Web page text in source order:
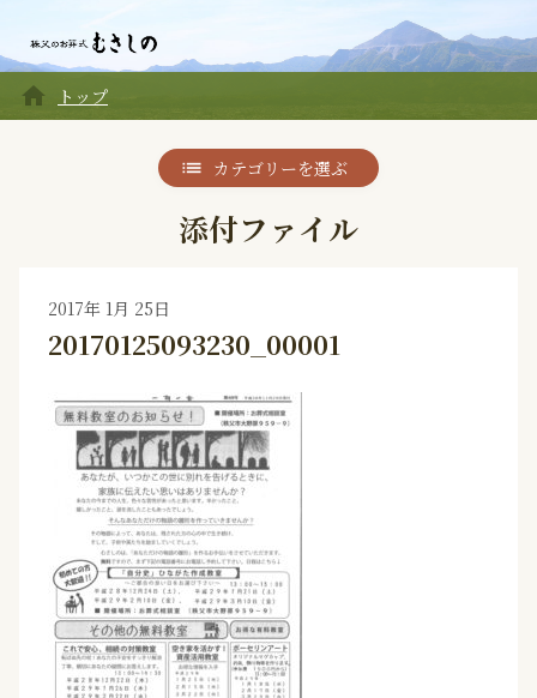
home トップ
カテゴリーを選ぶ
添付ファイル
2017年 1月 25日
20170125093230_00001